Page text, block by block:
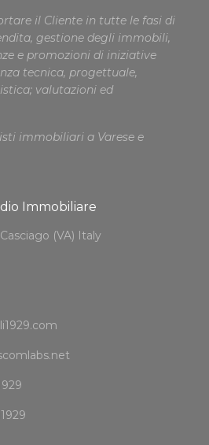
il Cliente in tutte le fasi di
gestione degli immobili,
e promozioni di iniziative
tecnica, progettuale,
valutazioni ed
immobiliari a Varese e
Immobiliare
(VA) Italy